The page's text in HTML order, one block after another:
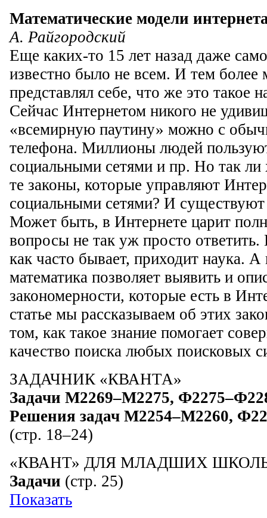
Математические модели
А. Райгородский
Еще каких-то 15 лет назад даже
известно было не всем. И тем более
представлял себе, что же это такое
Сейчас Интернетом никого не
«всемирную паутину» можно с
телефона. Миллионы людей
социальными сетями и пр. Но так
те законы, которые управляют
социальными сетями? И существуют
Может быть, в Интернете царит
вопросы не так уж просто
как часто бывает, приходит наука.
математика позволяет выявить и
закономерности, которые есть в
статье мы рассказываем об этих
том, как такое знание помогает
качество поиска любых поисковых
ЗАДАЧНИК «КВАНТА»
Задачи М2269–М2275,
Решения задач М2254–М2260,
(стр. 18–24)
«КВАНТ» ДЛЯ МЛАДШИХ
Задачи (стр. 25)
Показать